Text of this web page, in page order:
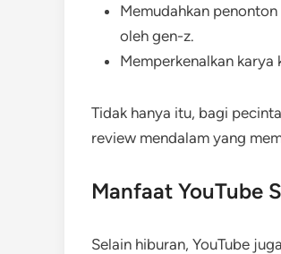
Memudahkan
oleh gen-z.
Memperkenalkan
Tidak hanya itu, bagi
review mendalam yang
Manfaat YouTube
Selain hiburan, YouTube